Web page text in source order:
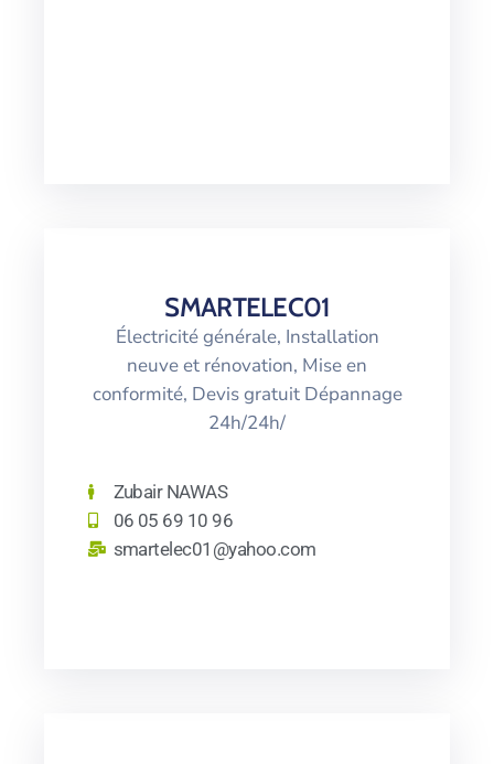
SMARTELEC01
Électricité générale, Installation
neuve et rénovation, Mise en
conformité, Devis gratuit Dépannage
24h/24h/
Zubair NAWAS
06 05 69 10 96
smartelec01@yahoo.com